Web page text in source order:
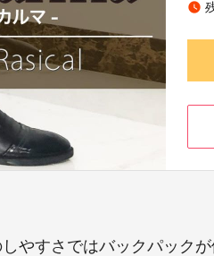
watch_later
やすさではバックパック